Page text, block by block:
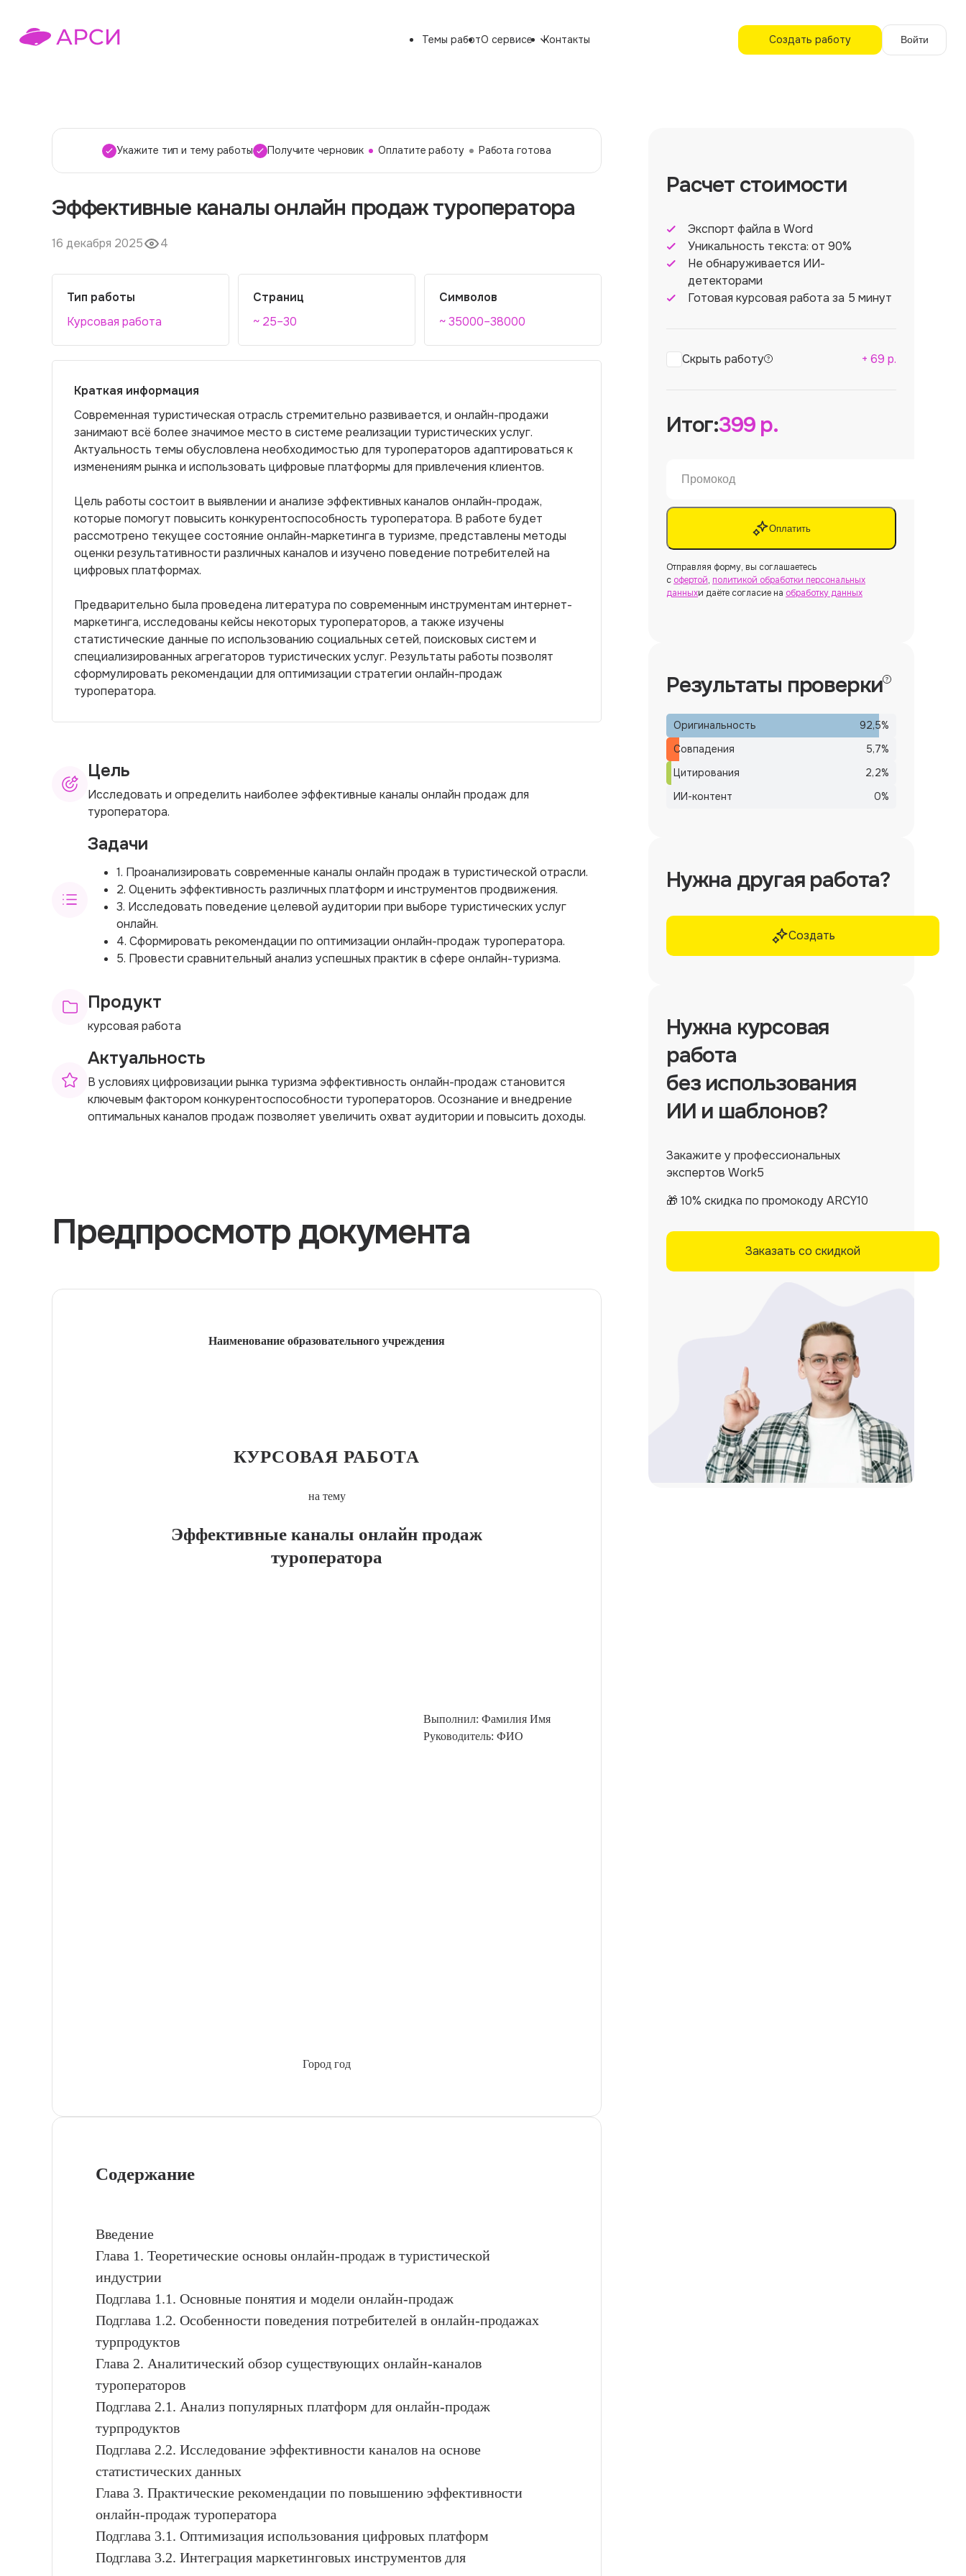
Темы работО сервисе Контакты Создать работу Войти
Укажите тип и тему работы Получите черновик Оплатите работу Работа готова
Эффективные каналы онлайн продаж туроператора
16 декабря 2025 4
Тип работы
Курсовая работа
Страниц
~ 25–30
Символов
~ 35000–38000
Краткая информация
Современная туристическая отрасль стремительно развивается, и онлайн-продажи
занимают всё более значимое место в системе реализации туристических услуг.
Актуальность темы обусловлена необходимостью для туроператоров адаптироваться к
изменениям рынка и использовать цифровые платформы для привлечения клиентов.
Цель работы состоит в выявлении и анализе эффективных каналов онлайн-продаж,
которые помогут повысить конкурентоспособность туроператора. В работе будет
рассмотрено текущее состояние онлайн-маркетинга в туризме, представлены методы
оценки результативности различных каналов и изучено поведение потребителей на
цифровых платформах.
Предварительно была проведена литература по современным инструментам интернет-
маркетинга, исследованы кейсы некоторых туроператоров, а также изучены
статистические данные по использованию социальных сетей, поисковых систем и
специализированных агрегаторов туристических услуг. Результаты работы позволят
сформулировать рекомендации для оптимизации стратегии онлайн-продаж
туроператора.
Цель
Исследовать и определить наиболее эффективные каналы онлайн продаж для
туроператора.
Задачи
1. Проанализировать современные каналы онлайн продаж в туристической отрасли.
2. Оценить эффективность различных платформ и инструментов продвижения.
3. Исследовать поведение целевой аудитории при выборе туристических услуг
онлайн.
4. Сформировать рекомендации по оптимизации онлайн-продаж туроператора.
5. Провести сравнительный анализ успешных практик в сфере онлайн-туризма.
Продукт
курсовая работа
Актуальность
В условиях цифровизации рынка туризма эффективность онлайн-продаж становится
ключевым фактором конкурентоспособности туроператоров. Осознание и внедрение
оптимальных каналов продаж позволяет увеличить охват аудитории и повысить доходы.
Предпросмотр документа
Наименование образовательного учреждения
КУРСОВАЯ РАБОТА
на тему
Эффективные каналы онлайн продаж
туроператора
Выполнил: Фамилия Имя
Руководитель: ФИО
Город год
Содержание
Введение
Глава 1. Теоретические основы онлайн-продаж в туристической
индустрии
Подглава 1.1. Основные понятия и модели онлайн-продаж
Подглава 1.2. Особенности поведения потребителей в онлайн-продажах
турпродуктов
Глава 2. Аналитический обзор существующих онлайн-каналов
туроператоров
Подглава 2.1. Анализ популярных платформ для онлайн-продаж
турпродуктов
Подглава 2.2. Исследование эффективности каналов на основе
статистических данных
Глава 3. Практические рекомендации по повышению эффективности
онлайн-продаж туроператора
Подглава 3.1. Оптимизация использования цифровых платформ
Подглава 3.2. Интеграция маркетинговых инструментов для
Расчет стоимости
Экспорт файла в Word
Уникальность текста: от 90%
Не обнаруживается ИИ-
детекторами
Готовая курсовая работа за 5 минут
Скрыть работу + 69 р.
Итог:399р.
Оплатить
Отправляя форму, вы соглашаетесь
с офертой, политикой обработки персональных
данныхи даёте согласие на обработку данных
Результаты проверки
Оригинальность 92,5%
Совпадения
5,7%
Цитирования
2,2%
ИИ-контент
0%
Нужна другая работа?
Создать
Нужна курсовая
работа
без использования
ИИ и шаблонов?
Закажите у профессиональных
экспертов Work5
🎁 10% скидка по промокоду ARCY10
Заказать со скидкой